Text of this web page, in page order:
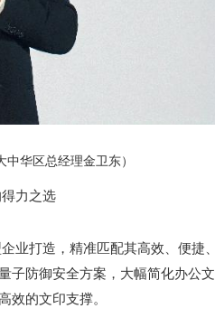
华区总经理金卫东）
力之选
业打造，精准匹配其高效、便捷、
子防御安全方案，大幅简化办公文
效的文印支撑。